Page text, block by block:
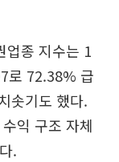
업종 지수는 1
로 72.38% 급
솟기도 했다.
익 구조 자체
.